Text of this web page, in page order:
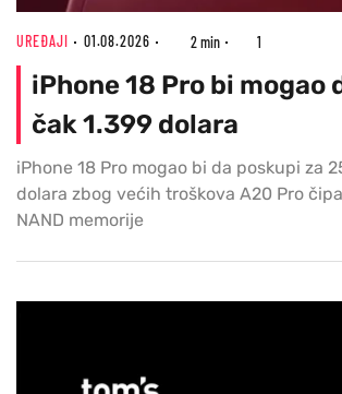
UREĐAJI 01.08.2026 2 min 1
iPhone 18 Pro bi mogao
čak 1.399 dolara
iPhone 18 Pro mogao bi da poskupi za
dolara zbog većih troškova A20 Pro
NAND memorije